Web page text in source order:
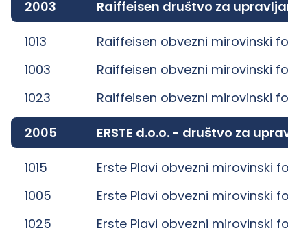
2003 Raiffeisen društvo za
1013 Raiffeisen obvezni mirovinski
1003
Raiffeisen obvezni mirovinski
1023
Raiffeisen obvezni mirovinski
2005 ERSTE d.o.o. - društvo za
1015 Erste Plavi obvezni mirovinski
1005
Erste Plavi obvezni mirovinski
1025
Erste Plavi obvezni mirovinski